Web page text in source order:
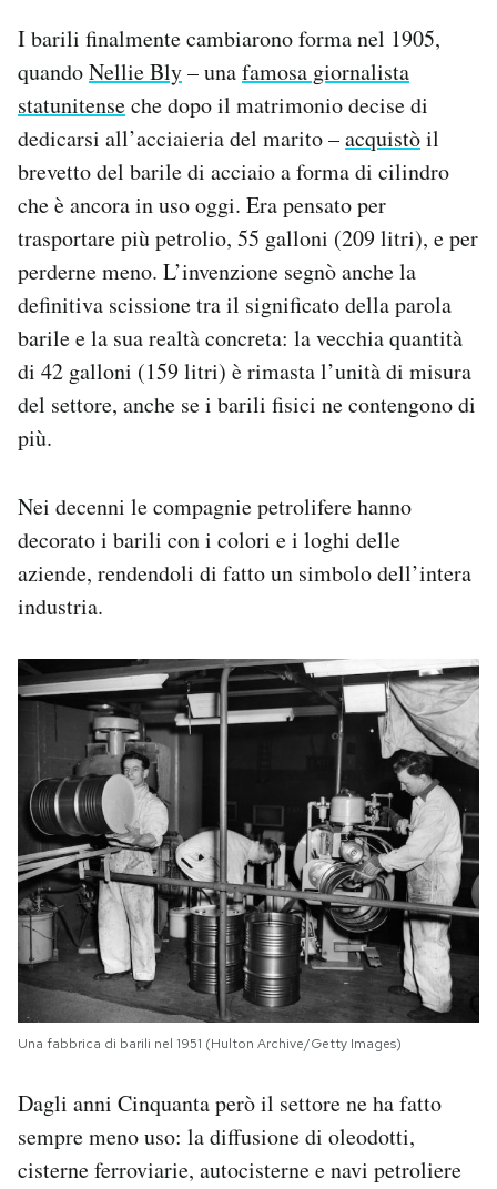
I barili finalmente cambiarono forma nel 1905,
quandoNellie Bly– unafamosa giornalista
statunitenseche dopo il matrimonio decise di
dedicarsi all’acciaieria del marito –acquistòil
brevetto del barile di acciaio a forma di cilindro
che è ancora in uso oggi. Era pensato per
trasportare più petrolio, 55 galloni (209 litri), e per
perderne meno. L’invenzione segnò anche la
definitiva scissione tra il significato della parola
barile e la sua realtà concreta: la vecchia quantità
di 42 galloni (159 litri) è rimasta l’unità di misura
del settore, anche se i barili fisici ne contengono di
più.
Nei decenni le compagnie petrolifere hanno
decorato i barili con i colori e i loghi delle
aziende, rendendoli di fatto un simbolo dell’intera
industria.
Una fabbrica di barili nel 1951 (Hulton Archive/Getty Images)
Dagli anni Cinquanta però il settore ne ha fatto
sempre meno uso: la diffusione di oleodotti,
cisterne ferroviarie, autocisterne e navi petroliere